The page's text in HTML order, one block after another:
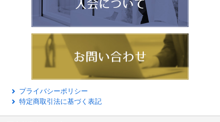
プライバシーポリシー
特定商取引法に基づく表記